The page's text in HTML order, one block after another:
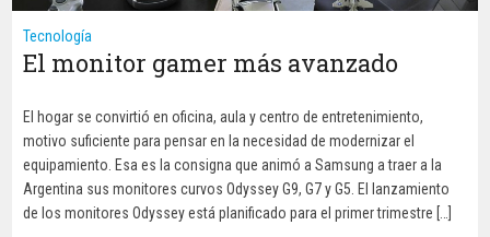
Tecnología
El monitor gamer más avanzado
El hogar se convirtió en oficina, aula y centro de entretenimiento,
motivo suficiente para pensar en la necesidad de modernizar el
equipamiento. Esa es la consigna que animó a Samsung a traer a la
Argentina sus monitores curvos Odyssey G9, G7 y G5. El lanzamiento
de los monitores Odyssey está planificado para el primer trimestre […]